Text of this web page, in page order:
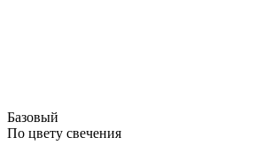
Базовый
По цвету свечения